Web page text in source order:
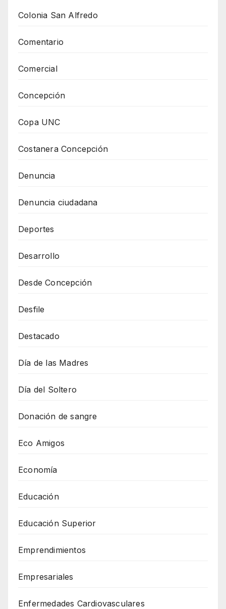
Colonia San Alfredo
Comentario
Comercial
Concepción
Copa UNC
Costanera Concepción
Denuncia
Denuncia ciudadana
Deportes
Desarrollo
Desde Concepción
Desfile
Destacado
Día de las Madres
Día del Soltero
Donación de sangre
Eco Amigos
Economía
Educación
Educación Superior
Emprendimientos
Empresariales
Enfermedades Cardiovasculares